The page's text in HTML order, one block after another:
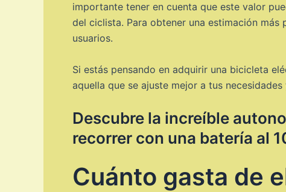
importante tener en cuenta que este valor
del ciclista. Para obtener una estimación
usuarios.
Si estás pensando en adquirir una bicicleta
aquella que se ajuste mejor a tus
Descubre la increíble
recorrer con una batería al
Cuánto gasta de